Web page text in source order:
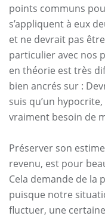
points communs
s’appliquent à eux
et ne devrait pas
particulier avec nos
en théorie est très
bien ancrés sur :
suis qu’un
vraiment besoin de
Préserver son
revenu, est pour
Cela demande de la
puisque notre
fluctuer, une